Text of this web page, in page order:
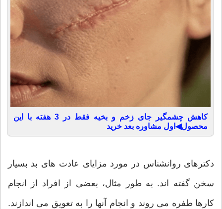
کاهش چشمگیر جای زخم و بخیه فقط در 3 هفته با این
محصول◀اول مشاوره بعد خرید
دکترهای روانشناس در مورد مزایای عادت های بد بسیار
سخن گفته اند. به طور مثال، بعضی از افراد از انجام
کارها طفره می روند و انجام آنها را به تعویق می اندازند.